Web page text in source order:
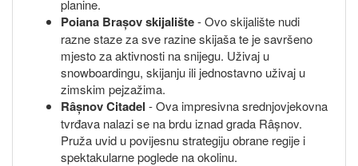
planine.
Poiana Brașov skijalište- Ovo skijalište nudi
razne staze za sve razine skijaša te je savršeno
mjesto za aktivnosti na snijegu. Uživaj u
snowboardingu, skijanju ili jednostavno uživaj u
zimskim pejzažima.
Râșnov Citadel - Ova impresivna srednjovjekovna
tvrđava nalazi se na brdu iznad grada Râșnov.
Pruža uvid u povijesnu strategiju obrane regije i
spektakularne poglede na okolinu.